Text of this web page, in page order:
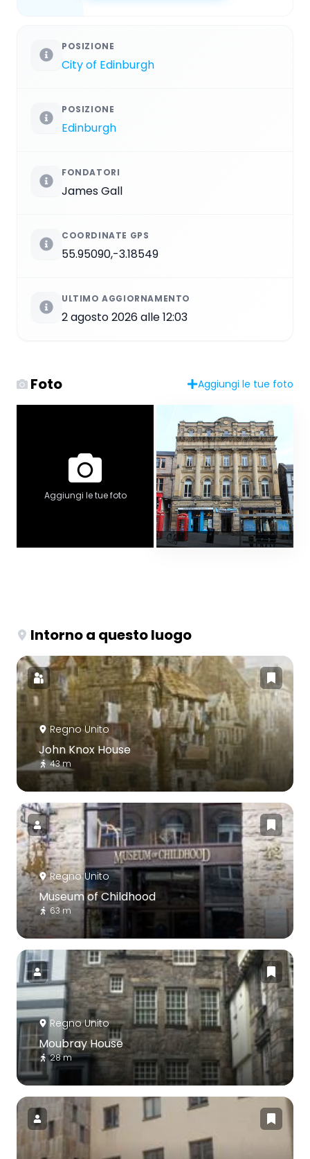
POSIZIONE
City of Edinburgh
POSIZIONE
Edinburgh
FONDATORI
James Gall
COORDINATE GPS
55.95090,-3.18549
ULTIMO AGGIORNAMENTO
2 agosto 2026 alle 12:03
Foto Aggiungi le tue foto
Aggiungi le tue foto
Intorno a questo luogo
Regno Unito
John Knox House
43 m
Regno Unito
Museum of Childhood
63 m
Regno Unito
Moubray House
28 m